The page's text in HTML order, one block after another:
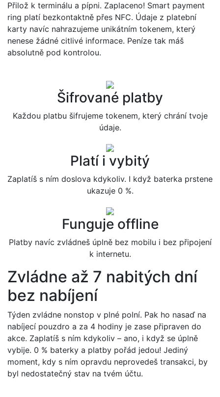
Přilož k terminálu a pípni. Zaplaceno! Smart payment
ring platí bezkontaktně přes NFC. Údaje z platební
karty navíc nahrazujeme unikátním tokenem, který
nenese žádné citlivé informace. Peníze tak máš
absolutně pod kontrolou.
Šifrované platby
Každou platbu šifrujeme tokenem, který chrání tvoje
údaje.
Platí i vybitý
Zaplatíš s ním doslova kdykoliv. I když baterka prstene
ukazuje 0 %.
Funguje offline
Platby navíc zvládneš úplně bez mobilu i bez připojení
k internetu.
Zvládne až 7 nabitých dní
bez nabíjení
Týden zvládne nonstop v plné polní. Pak ho nasaď na
nabíjecí pouzdro a za 4 hodiny je zase připraven do
akce. Zaplatíš s ním kdykoliv – ano, i když se úplně
vybije. 0 % baterky a platby pořád jedou! Jediný
moment, kdy s ním opravdu neprovedeš transakci, by
byl nedostatečný stav na tvém účtu.